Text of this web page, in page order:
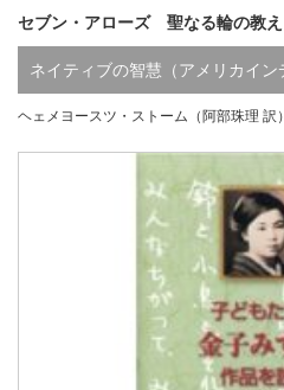
セブン・アローズ 聖なる輪の教え
ネイティブの智慧（アメリカイン
行,さ行,は行 ,既刊,品切
ヘェメヨースツ・ストーム（阿部珠理 訳）